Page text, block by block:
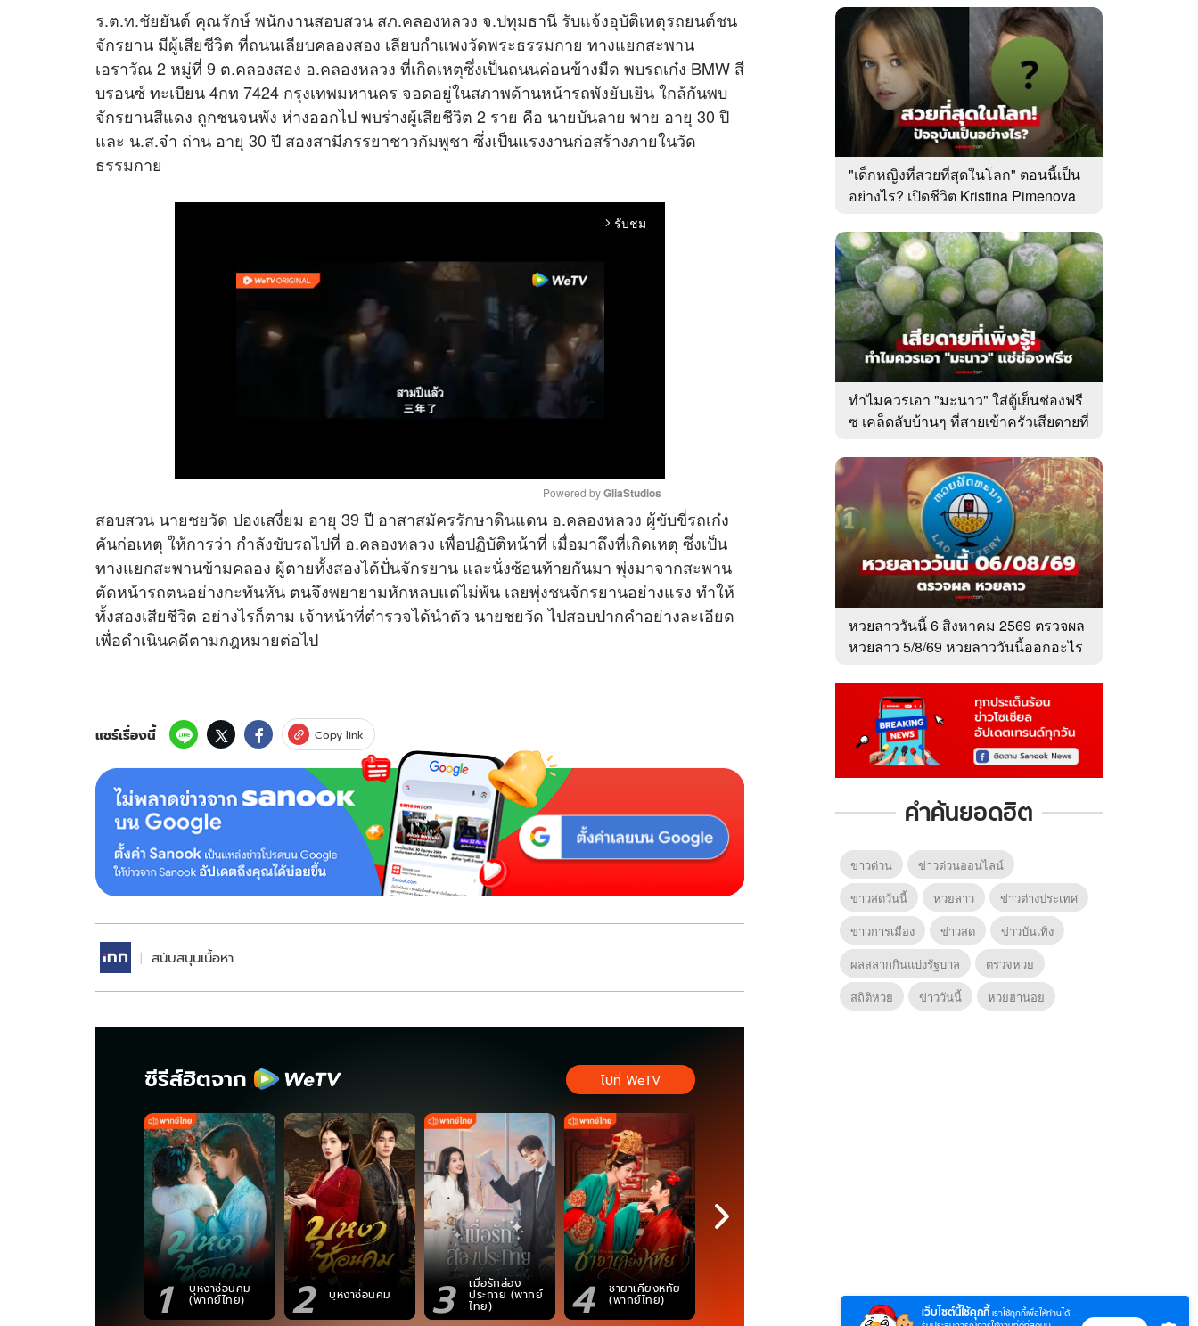
ร.ต.ท.ชัยยันต์ คุณรักษ์ พนักงานสอบสวน สภ.คลองหลวง จ.ปทุมธานี รับแจ้งอุบัติเหตุรถยนต์ชน
จักรยาน มีผู้เสียชีวิต ที่ถนนเลียบคลองสอง เลียบกำแพงวัดพระธรรมกาย ทางแยกสะพาน
เอราวัณ 2 หมู่ที่ 9 ต.คลองสอง อ.คลองหลวง ที่เกิดเหตุซึ่งเป็นถนนค่อนข้างมืด พบรถเก๋ง BMW สี
บรอนซ์ ทะเบียน 4กท 7424 กรุงเทพมหานคร จอดอยู่ในสภาพด้านหน้ารถพังยับเยิน ใกล้กันพบ
จักรยานสีแดง ถูกชนจนพัง ห่างออกไป พบร่างผู้เสียชีวิต 2 ราย คือ นายบันลาย พาย อายุ 30 ปี
และ น.ส.จ๋า ถ่าน อายุ 30 ปี สองสามีภรรยาชาวกัมพูชา ซึ่งเป็นแรงงานก่อสร้างภายในวัด
ธรรมกาย
arrow_forward_ios รับชม
M
u
t
e
Powered by GliaStudios
สอบสวน นายชยวัด ปองเสงี่ยม อายุ 39 ปี อาสาสมัครรักษาดินแดน อ.คลองหลวง ผู้ขับขี่รถเก๋ง
คันก่อเหตุ ให้การว่า กำลังขับรถไปที่ อ.คลองหลวง เพื่อปฏิบัติหน้าที่ เมื่อมาถึงที่เกิดเหตุ ซึ่งเป็น
ทางแยกสะพานข้ามคลอง ผู้ตายทั้งสองได้ปั่นจักรยาน และนั่งซ้อนท้ายกันมา พุ่งมาจากสะพาน
ตัดหน้ารถตนอย่างกะทันหัน ตนจึงพยายามหักหลบแต่ไม่พ้น เลยพุ่งชนจักรยานอย่างแรง ทำให้
ทั้งสองเสียชีวิต อย่างไรก็ตาม เจ้าหน้าที่ตำรวจได้นำตัว นายชยวัด ไปสอบปากคำอย่างละเอียด
เพื่อดำเนินคดีตามกฎหมายต่อไป
แชร์เรื่องนี้ Copy link
สนับสนุนเนื้อหา
ซีรีส์ฮิตจาก
1 บุหงาซ่อนคม
(พากย์ไทย) 2 บุหงาซ่อนคม 3 เมื่อรักส่อง
ประกาย (พากย์
ไทย) 4 ชายาเคียงหทัย
(พากย์ไทย) 5 6 พบเธอ (พากย์
ไทย) 7 (Uncut Ver.) 8 (พาก
ไปที่ WeTV
"เด็กหญิงที่สวยที่สุดในโลก" ตอนนี้เป็น
อย่างไร? เปิดชีวิต Kristina Pimenova
ทำไมควรเอา "มะนาว" ใส่ตู้เย็นช่องฟรี
ซ เคล็ดลับบ้านๆ ที่สายเข้าครัวเสียดายที่
หวยลาววันนี้ 6 สิงหาคม 2569 ตรวจผล
หวยลาว 5/8/69 หวยลาววันนี้ออกอะไร
คำค้นยอดฮิต
ข่าวด่วน
ข่าวด่วนออนไลน์
ข่าวสดวันนี้
หวยลาว
ข่าวต่างประเทศ
ข่าวการเมือง
ข่าวสด
ข่าวบันเทิง
ผลสลากกินแบ่งรัฐบาล
ตรวจหวย
สถิติหวย
ข่าววันนี้ หวยฮานอย
เว็บไซต์นี้ใช้คุกกี้ เราใช้คุกกี้เพื่อให้ท่านได้